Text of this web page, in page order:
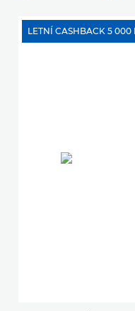
LETNÍ CASHBACK 5 000